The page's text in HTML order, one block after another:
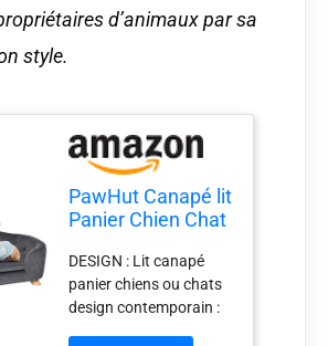
pour les chiens moins
de 35 cm de longueur
d’animaux par sa
style.
PawHut Canapé lit
Panier Chien Chat
30H cm Gris
Anthracite
DESIGN : Lit canapé
panier chiens ou chats
design contemporain :